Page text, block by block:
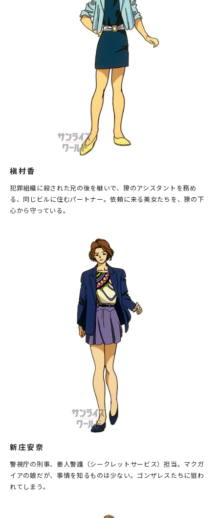
槇村香
犯罪組織に殺された兄の後を継いで、獠のアシスタントを務め
る、同じビルに住むパートナー。依頼に来る美女たちを、獠の下
心から守っている。
新庄安奈
警視庁の刑事、要人警護（シークレットサービス）担当。マクガ
イアの娘だが、事情を知るものは少ない。ゴンザレスたちに狙わ
れてしまう。